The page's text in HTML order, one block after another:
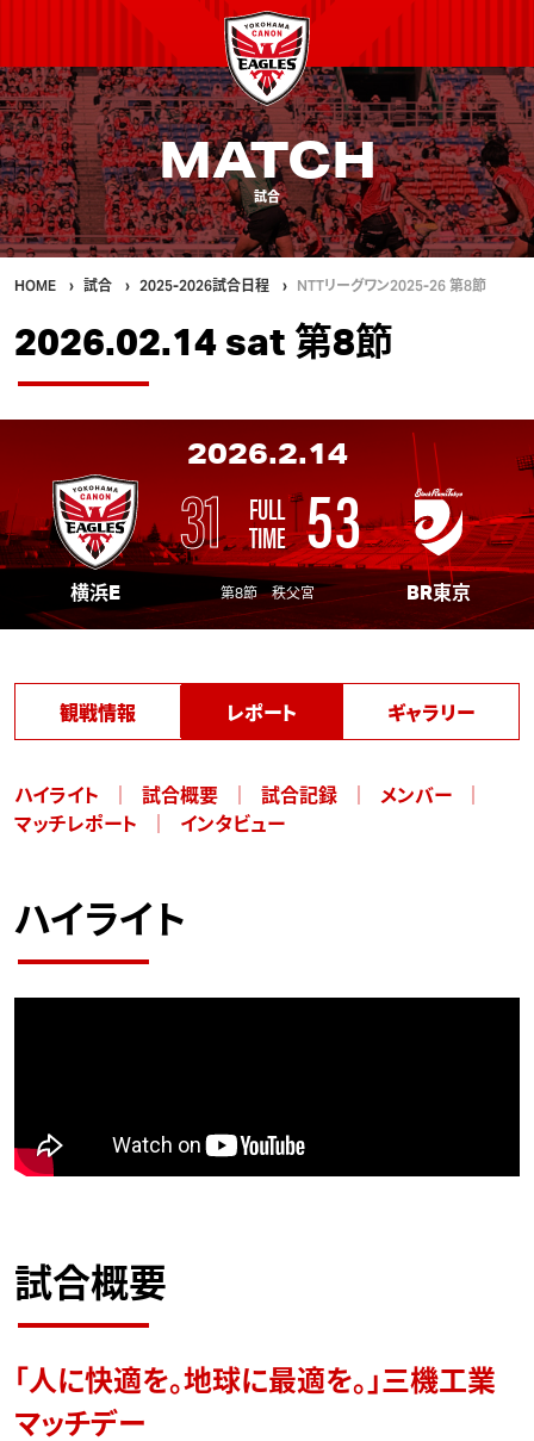
MATCH
試合
HOME 試合 2025-2026試合日程 NTTリーグワン2025-26 第8節
2026.02.14 sat 第8節
2026.2.14
31 FULL
TIME 53
横浜E 第8節 秩父宮 BR東京
観戦情報 レポート ギャラリー
ハイライト 試合概要 試合記録
メンバー
マッチレポート
インタビュー
ハイライト
試合概要
「人に快適を。地球に最適を。」三機工業
マッチデー